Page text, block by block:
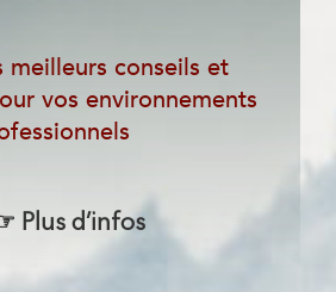
meilleurs conseils et
vos environnements
Plus d’infos